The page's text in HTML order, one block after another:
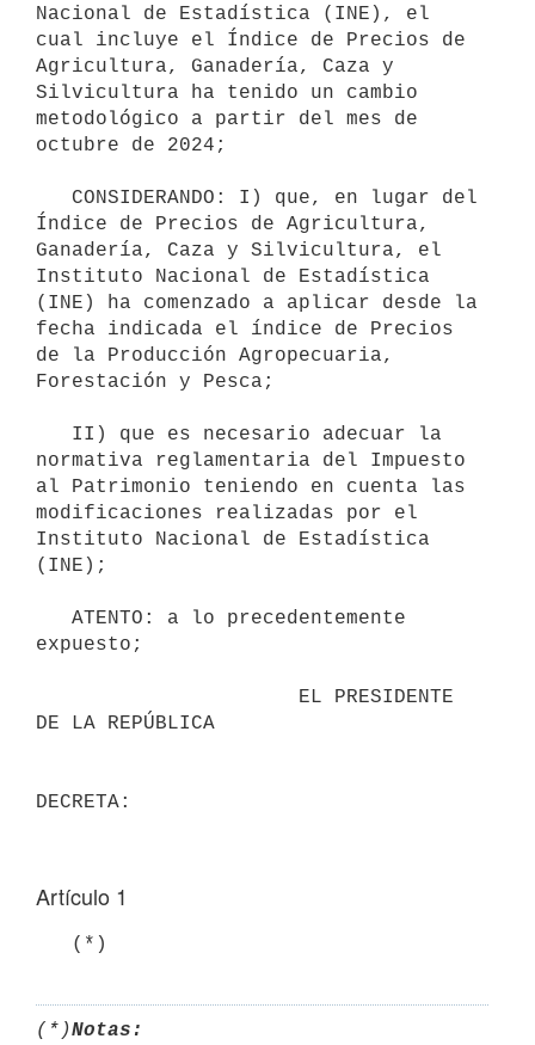
Nacional de Estadística (INE), el
cual incluye el Índice de Precios de
Agricultura, Ganadería, Caza y
Silvicultura ha tenido un cambio
metodológico a partir del mes de
octubre de 2024;
Índice de Precios de Agricultura,
Ganadería, Caza y Silvicultura, el
Instituto Nacional de Estadística
(INE) ha comenzado a aplicar desde la
fecha indicada el índice de Precios
de la Producción Agropecuaria,
Forestación y Pesca;
normativa reglamentaria del Impuesto
al Patrimonio teniendo en cuenta las
modificaciones realizadas por el
Instituto Nacional de Estadística
(INE);
expuesto;
DE LA REPÚBLICA
Artículo 1
   (*)
(*)Notas: